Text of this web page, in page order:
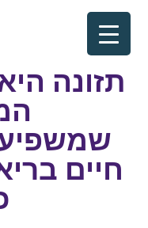
תזונה
חיים